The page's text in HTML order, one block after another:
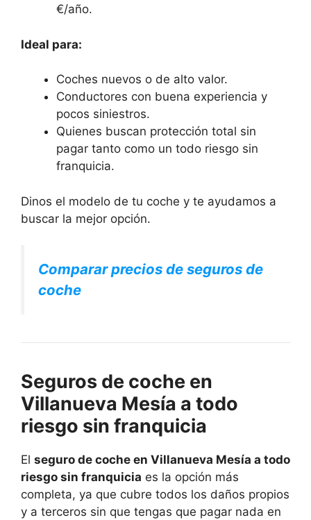
€/año.
Ideal para:
Coches nuevos o de alto valor.
Conductores con buena experiencia y
pocos siniestros.
Quienes buscan protección total sin
pagar tanto como un todo riesgo sin
franquicia.
Dinos el modelo de tu coche y te ayudamos a
buscar la mejor opción.
Comparar precios de seguros de
coche
Seguros de coche en
Villanueva Mesía a todo
riesgo sin franquicia
El seguro de coche en Villanueva Mesía a todo
riesgo sin franquicia es la opción más
completa, ya que cubre todos los daños propios
y a terceros sin que tengas que pagar nada en